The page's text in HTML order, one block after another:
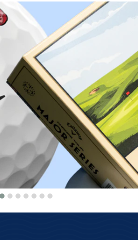
u Golf pro všechny.cz?
Skvělé ceny
Rádi pro Vás dorovnáme